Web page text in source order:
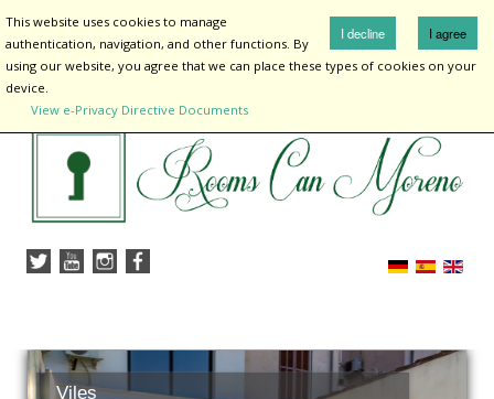
Alojamientos
Rooms Are You
Contactar
Inicio
Viles
I agree
I decline
This website uses cookies to manage
authentication, navigation, and other functions. By
using our website, you agree that we can place these types of cookies on your
device.
View e-Privacy Directive Documents